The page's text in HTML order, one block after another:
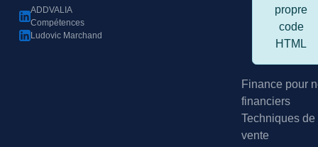
ADDVALIA
Compétences
Ludovic Marchand
propre
code
HTML
Finance pour
financiers
Techniques de
vente